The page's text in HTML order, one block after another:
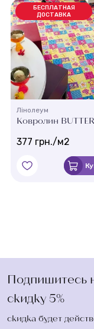
БЕСПЛАТНАЯ
ДОСТАВКА
Лінолеум
Ковролин
377 грн./м2
Подпишитесь
скидку 5%
скидка будет